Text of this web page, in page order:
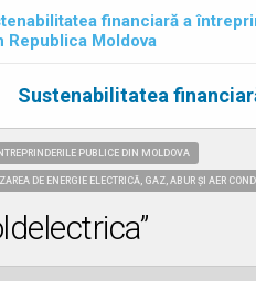
financiară a
Republica Moldova
Sustenabilitatea
ÎNTREPRINDERILE PUBLICE DIN MOLDOVA
DE ENERGIE ELECTRICĂ, GAZ, ABUR ȘI AER